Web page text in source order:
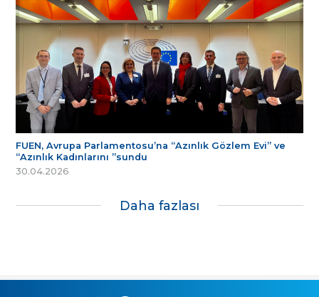
FUEN, Avrupa Parlamentosu’na “Azınlık Gözlem Evi” ve
“Azınlık Kadınlarını ”sundu
30.04.2026
Daha fazlası